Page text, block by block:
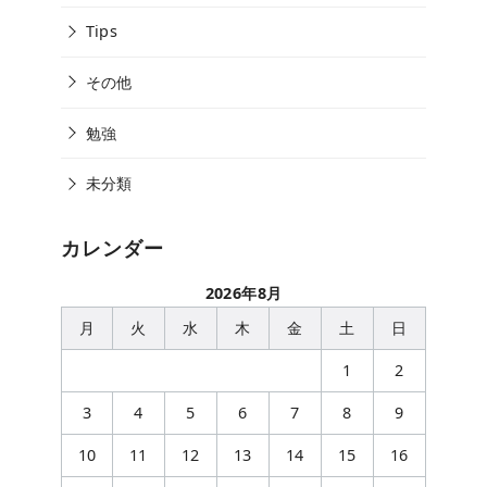
Tips
その他
勉強
未分類
カレンダー
2026年8月
月
火 水 木 金 土 日
1 2
3 4 5 6 7 8 9
10 11 12 13 14 15 16